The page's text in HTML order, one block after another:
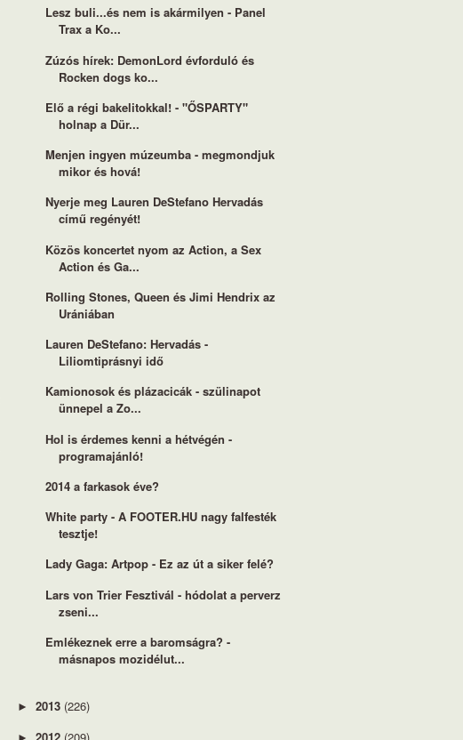
Lesz buli...és nem is akármilyen - Panel
Trax a Ko...
Zúzós hírek: DemonLord évforduló és
Rocken dogs ko...
Elő a régi bakelitokkal! - "ŐSPARTY"
holnap a Dür...
Menjen ingyen múzeumba - megmondjuk
mikor és hová!
Nyerje meg Lauren DeStefano Hervadás
című regényét!
Közös koncertet nyom az Action, a Sex
Action és Ga...
Rolling Stones, Queen és Jimi Hendrix az
Urániában
Lauren DeStefano: Hervadás -
Liliomtiprásnyi idő
Kamionosok és plázacicák - szülinapot
ünnepel a Zo...
Hol is érdemes kenni a hétvégén -
programajánló!
2014 a farkasok éve?
White party - A FOOTER.HU nagy falfesték
tesztje!
Lady Gaga: Artpop - Ez az út a siker felé?
Lars von Trier Fesztivál - hódolat a perverz
zseni...
Emlékeznek erre a baromságra? -
másnapos mozidélut...
► 2013 (226)